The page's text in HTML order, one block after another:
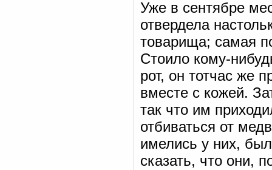
Уже в сентябре
отвердела
товарища; самая
Стоило кому-
рот, он тотчас же
вместе с кожей.
так что им
отбиваться от
имелись у них,
сказать, что они,